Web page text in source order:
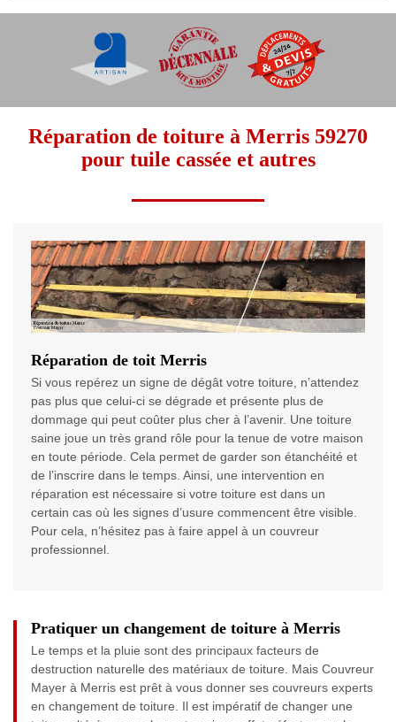
Réparation de toiture à Merris 59270
pour tuile cassée et autres
Réparation de toit Merris
Si vous repérez un signe de dégât votre toiture, n’attendez
pas plus que celui-ci se dégrade et présente plus de
dommage qui peut coûter plus cher à l’avenir. Une toiture
saine joue un très grand rôle pour la tenue de votre maison
en toute période. Cela permet de garder son étanchéité et
de l’inscrire dans le temps. Ainsi, une intervention en
réparation est nécessaire si votre toiture est dans un
certain cas où les signes d’usure commencent être visible.
Pour cela, n’hésitez pas à faire appel à un couvreur
professionnel.
Pratiquer un changement de toiture à Merris
Le temps et la pluie sont des principaux facteurs de
destruction naturelle des matériaux de toiture. Mais Couvreur
Mayer à Merris est prêt à vous donner ses couvreurs experts
en changement de toiture. Il est impératif de changer une